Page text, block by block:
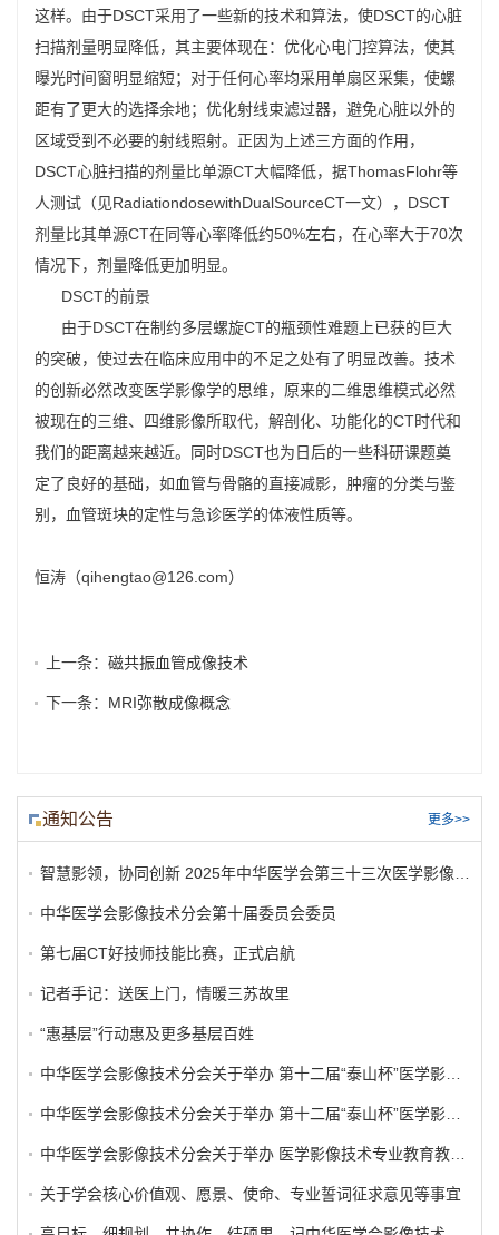
这样。由于DSCT采用了一些新的技术和算法，使DSCT的心脏
扫描剂量明显降低，其主要体现在：优化心电门控算法，使其
曝光时间窗明显缩短；对于任何心率均采用单扇区采集，使螺
距有了更大的选择余地；优化射线束滤过器，避免心脏以外的
区域受到不必要的射线照射。正因为上述三方面的作用，
DSCT心脏扫描的剂量比单源CT大幅降低，据ThomasFlohr等
人测试（见RadiationdosewithDualSourceCT一文），DSCT
剂量比其单源CT在同等心率降低约50%左右，在心率大于70次
情况下，剂量降低更加明显。
DSCT的前景
由于DSCT在制约多层螺旋CT的瓶颈性难题上已获的巨大
的突破，使过去在临床应用中的不足之处有了明显改善。技术
的创新必然改变医学影像学的思维，原来的二维思维模式必然
被现在的三维、四维影像所取代，解剖化、功能化的CT时代和
我们的距离越来越近。同时DSCT也为日后的一些科研课题奠
定了良好的基础，如血管与骨骼的直接减影，肿瘤的分类与鉴
别，血管斑块的定性与急诊医学的体液性质等。
恒涛（qihengtao@126.com）
上一条： 磁共振血管成像技术
下一条： MRI弥散成像概念
通知公告 更多>>
中华医学会影像技术分会第十届委员会委员
第七届CT好技师技能比赛，正式启航
记者手记：送医上门，情暖三苏故里
“惠基层”行动惠及更多基层百姓
关于学会核心价值观、愿景、使命、专业誓词征求意见等事宜